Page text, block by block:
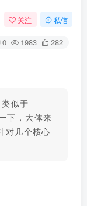
关注 私信
0 1983 282
似于
下，大体来
对几个核心